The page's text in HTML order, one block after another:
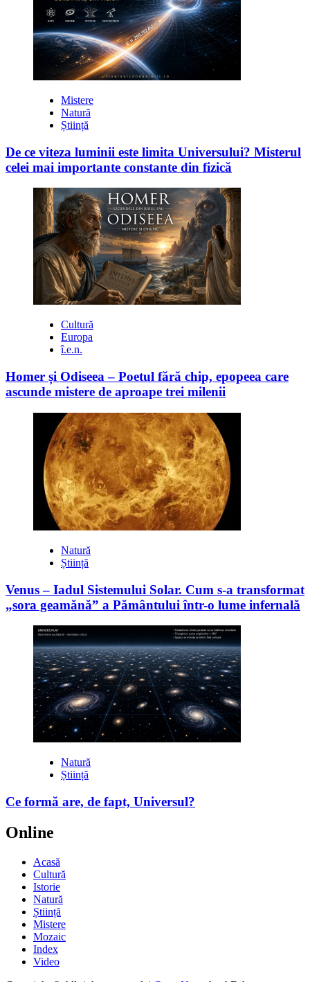
Mistere
Natură
Știință
De ce viteza luminii este limita Universului? Misterul
celei mai importante constante din fizică
Cultură
Europa
î.e.n.
Homer și Odiseea – Poetul fără chip, epopeea care
ascunde mistere de aproape trei milenii
Natură
Știință
Venus – Iadul Sistemului Solar. Cum s-a transformat
„sora geamănă” a Pământului într-o lume infernală
Natură
Știință
Ce formă are, de fapt, Universul?
Online
Acasă
Cultură
Istorie
Natură
Știință
Mistere
Mozaic
Index
Video